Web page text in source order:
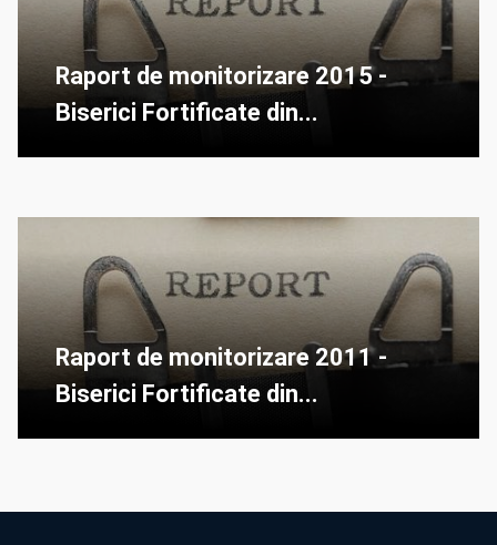
Raport de monitorizare 2015 -
Biserici Fortificate din...
Raport de monitorizare 2011 -
Biserici Fortificate din...